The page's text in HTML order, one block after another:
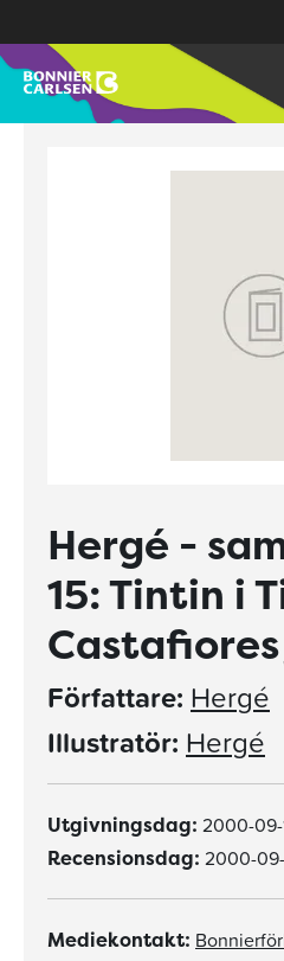
Hergé -
15: Tintin i
Författare: Hergé
Illustratör: Hergé
Utgivningsdag: 2000-09-
Recensionsdag: 2000-
Mediekontakt: